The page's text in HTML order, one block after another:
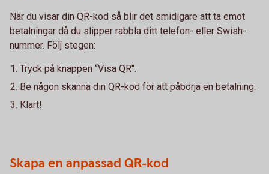
När du visar din QR-kod så blir det smidigare att ta emot
betalningar då du slipper rabbla ditt telefon- eller Swish-
nummer. Följ stegen:
Tryck på knappen “Visa QR".
Be någon skanna din QR-kod för att påbörja en betalning.
Klart!
Skapa en anpassad QR-kod